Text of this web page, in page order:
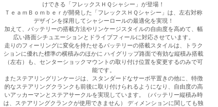
けできる「フレックスＨＱシャシー」が登場！
ＴｅａｍＢｏｍｂｅｒが開発した「フレックスＨＱシャシー」は、左右対称
デザインを採用してシャシーロールの最適化を実現！
加えて、バッテリーの搭載方法やリンケージスタイルの自由度を高めて、幅
広い路面シチュエーションとドライブフィールに対応させています。
走りのフィーリングに変化を持たせるバッテリーの搭載スタイルは、トラク
ションに優れた標準の横積みのほかに ハイグリップ路面で有効な縦積み搭載
（左右）も、センターショックマウントの取り付け位置を変更するのみで可
能です。
またステアリングリンケージは、スタンダードなサーボ平置きの他に、特徴
的なステアリングクランクも前後に取り付けられるようになり、自由度の高
いアッカーマンとステアサークルを実現しています。（バッテリー縦積み時
は、ステアリングクランクが使用できません） ディメンションに関しても独